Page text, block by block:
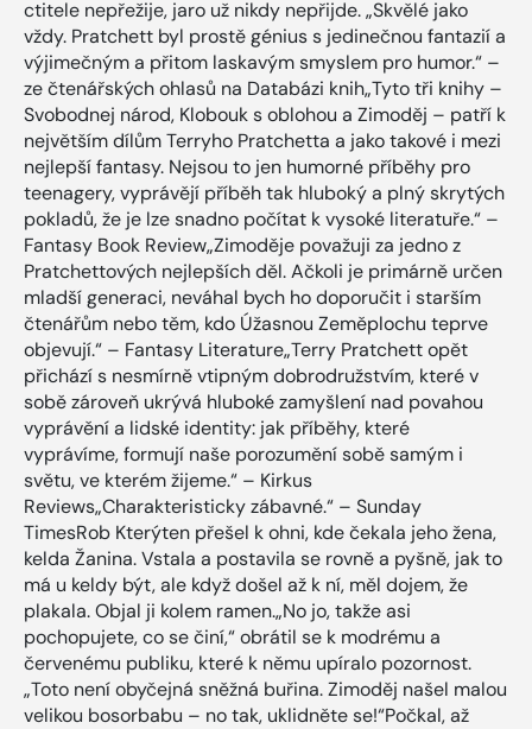
ctitele nepřežije, jaro už nikdy nepřijde. „Skvělé jako
vždy. Pratchett byl prostě génius s jedinečnou fantazií a
výjimečným a přitom laskavým smyslem pro humor.“ –
ze čtenářských ohlasů na Databázi knih„Tyto tři knihy –
Svobodnej národ, Klobouk s oblohou a Zimoděj – patří k
největším dílům Terryho Pratchetta a jako takové i mezi
nejlepší fantasy. Nejsou to jen humorné příběhy pro
teenagery, vyprávějí příběh tak hluboký a plný skrytých
pokladů, že je lze snadno počítat k vysoké literatuře.“ –
Fantasy Book Review„Zimoděje považuji za jedno z
Pratchettových nejlepších děl. Ačkoli je primárně určen
mladší generaci, neváhal bych ho doporučit i starším
čtenářům nebo těm, kdo Úžasnou Zeměplochu teprve
objevují.“ – Fantasy Literature„Terry Pratchett opět
přichází s nesmírně vtipným dobrodružstvím, které v
sobě zároveň ukrývá hluboké zamyšlení nad povahou
vyprávění a lidské identity: jak příběhy, které
vyprávíme, formují naše porozumění sobě samým i
světu, ve kterém žijeme.“ – Kirkus
Reviews„Charakteristicky zábavné.“ – Sunday
TimesRob Kterýten přešel k ohni, kde čekala jeho žena,
kelda Žanina. Vstala a postavila se rovně a pyšně, jak to
má u keldy být, ale když došel až k ní, měl dojem, že
plakala. Objal ji kolem ramen.„No jo, takže asi
pochopujete, co se činí,“ obrátil se k modrému a
červenému publiku, které k němu upíralo pozornost.
„Toto není obyčejná sněžná buřina. Zimoděj našel malou
velikou bosorbabu – no tak, uklidněte se!“Počkal, až